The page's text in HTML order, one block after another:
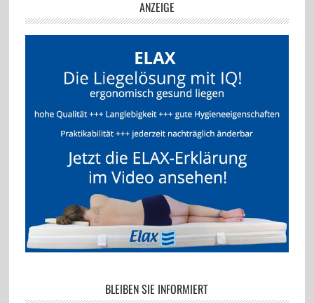
ANZEIGE
BLEIBEN SIE INFORMIERT